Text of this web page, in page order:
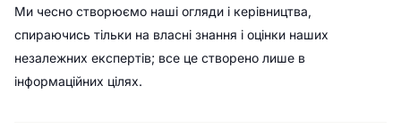
Ми чесно створюємо наші огляди і керівництва,
спираючись тільки на власні знання і оцінки наших
незалежних експертів; все це створено лише в
інформаційних цілях.